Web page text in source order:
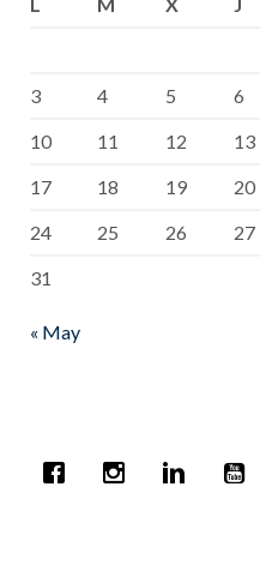
3
4 5 6
10
11 12 13
17
18 19 20
24
25 26 27
31
« May